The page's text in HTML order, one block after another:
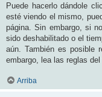
Puede hacerlo dándole
esté viendo el mismo,
página. Sin embargo, si
sido deshabilitado o el
aún. También es posible
embargo, lea las reglas
Arriba